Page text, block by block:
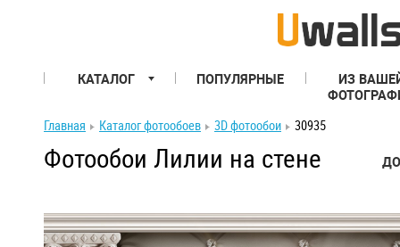
КАТАЛОГ ПОПУЛЯРНЫЕ
ИЗ
Главная
Каталог фотообоев 3D фотообои 30935
Фотообои Лилии на стене